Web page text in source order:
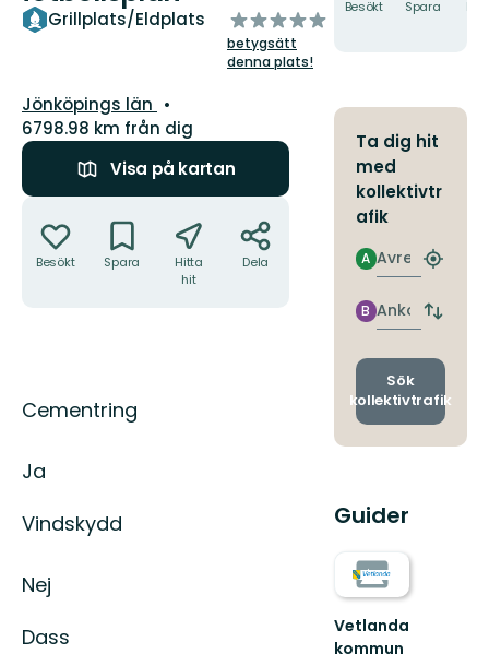
Grillplats/Eldplats
av
5
stjärnor
betygsätt
denna plats!
Län:
Jönköpings län
6798.98 km från dig
Visa på kartan
Besökt Spara
Hitta
hit
Dela
Beskrivning
Cementring
Ja
Vindskydd
Nej
Dass
Besökt Spara
Ta dig hit
med
kollektivtr
afik
Avresa
A
Hitta
Ankomst
B
Byt
och
Sök
kollektivtrafik
Guider
Vetlanda
kommun